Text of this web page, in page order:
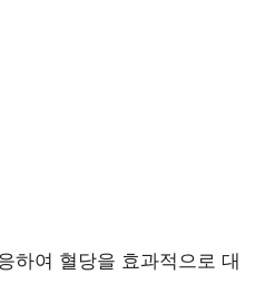
하여 혈당을 효과적으로 대